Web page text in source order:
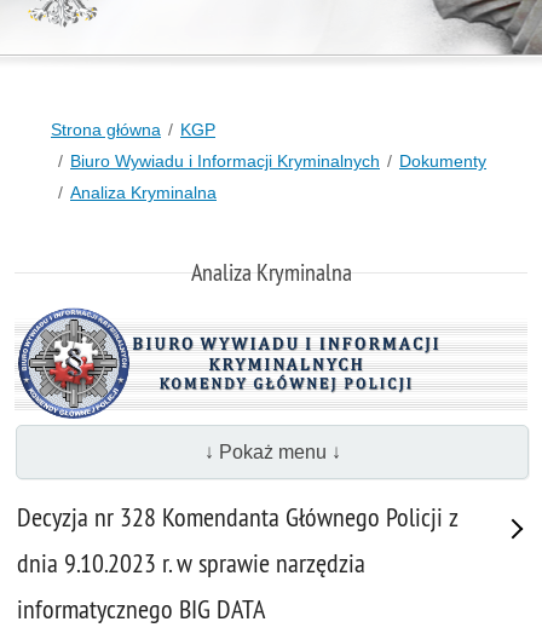
Strona główna
KGP
Biuro Wywiadu i Informacji Kryminalnych
Dokumenty
Analiza Kryminalna
Analiza Kryminalna
↓ Pokaż menu ↓
Decyzja nr 328 Komendanta Głównego Policji z
dnia 9.10.2023 r. w sprawie narzędzia
informatycznego BIG DATA